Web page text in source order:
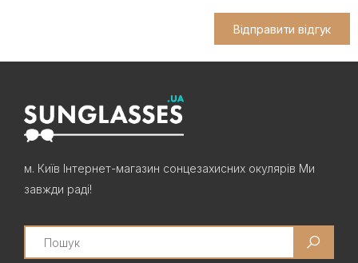
Відправити відгук
м. Київ Інтернет-магазин сонцезахисних окулярів Ми
завжди раді!
Search